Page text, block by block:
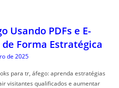
Usando PDFs e E-
Forma Estratégica
de 2025
para tr, áfego: aprenda estratégias
visitantes qualificados e aumentar